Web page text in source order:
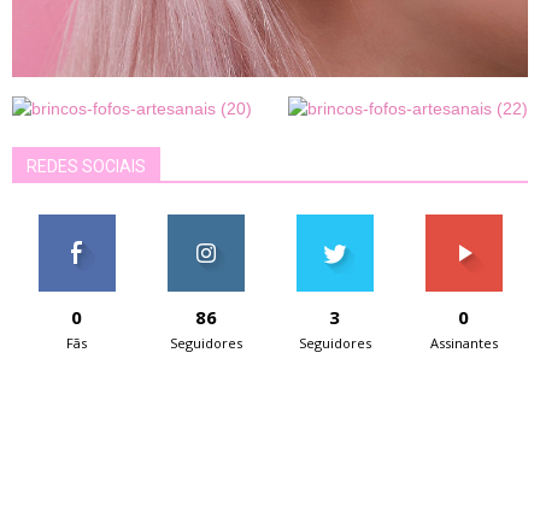
REDES SOCIAIS
0
Fãs
86
Seguidores
3
Seguidores
0
Assinantes